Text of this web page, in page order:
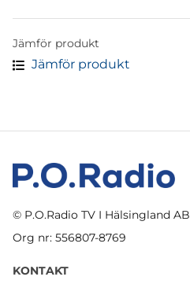
Jämför produkt
Jämför produkt
© P.O.Radio TV I Hälsingland AB
Org nr: 556807-8769
KONTAKT